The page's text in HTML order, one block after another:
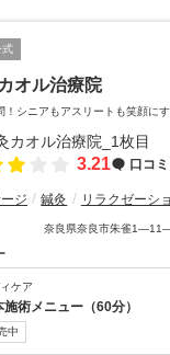
式
オル治療院
！シニアもアスリートも笑顔に
3.21 口コミ
ジ 鍼灸 リラクゼーシ
奈良県奈良市朱雀
ケア
施術メニュー（60分）
中